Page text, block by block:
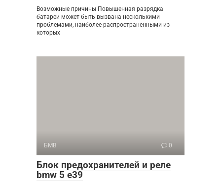
Возможные причины Повышенная разрядка
батареи может быть вызвана несколькими
проблемами, наиболее распространенными из
которых
БМВ 0
Блок предохранителей и реле
bmw 5 e39